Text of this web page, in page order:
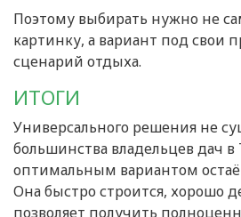
Поэтому выбирать нужно не
картинку, а вариант под свои
сценарий отдыха.
ИТОГИ
Универсального решения не
большинства владельцев дач в
оптимальным вариантом
Она быстро строится, хорошо
позволяет получить